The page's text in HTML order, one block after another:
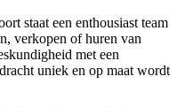
staat een enthousiast team
verkopen of huren van
met een
uniek en op maat wordt